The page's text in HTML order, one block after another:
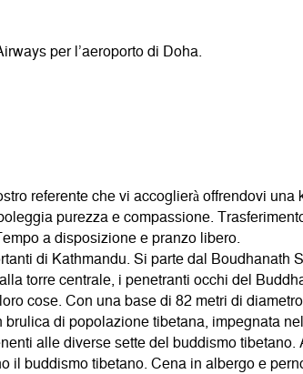
per l’aeroporto di Doha.
referente che vi accoglierà offrendovi
purezza e compassione.
a disposizione e pranzo libero.
di Kathmandu. Si parte dal Boudhanath
torre centrale, i penetranti occhi del
cose. Con una base di 82 metri di
di popolazione tibetana, impegnata
alle diverse sette del buddismo tibetano.
il buddismo tibetano. Cena in albergo e